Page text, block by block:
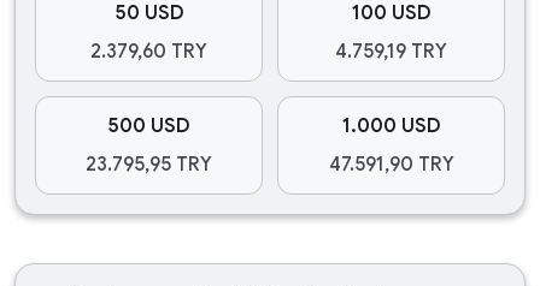
50 USD
2.379,60 TRY
100 USD
4.759,19 TRY
500 USD
23.795,95 TRY
1.000 USD
47.591,90 TRY